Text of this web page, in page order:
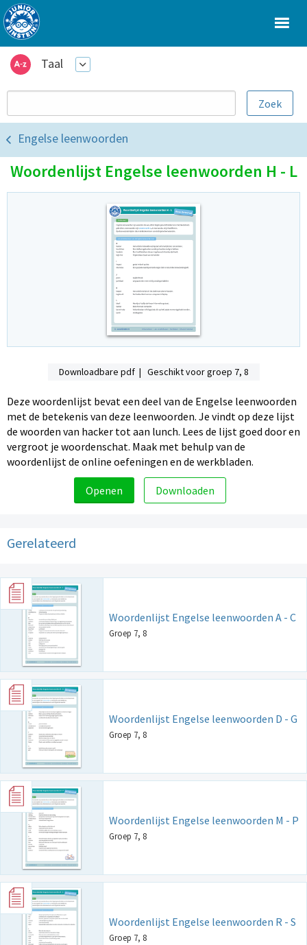
Taal
Engelse leenwoorden
Woordenlijst Engelse leenwoorden H - L
Downloadbare pdf | Geschikt voor groep 7, 8
Deze woordenlijst bevat een deel van de Engelse leenwoorden
met de betekenis van deze leenwoorden. Je vindt op deze lijst
de woorden van hacker tot aan lunch. Lees de lijst goed door en
vergroot je woordenschat. Maak met behulp van de
woordenlijst de online oefeningen en de werkbladen.
Openen Downloaden
Gerelateerd
Woordenlijst Engelse leenwoorden A - C
Groep 7, 8
Woordenlijst Engelse leenwoorden D - G
Groep 7, 8
Woordenlijst Engelse leenwoorden M - P
Groep 7, 8
Woordenlijst Engelse leenwoorden R - S
Groep 7, 8